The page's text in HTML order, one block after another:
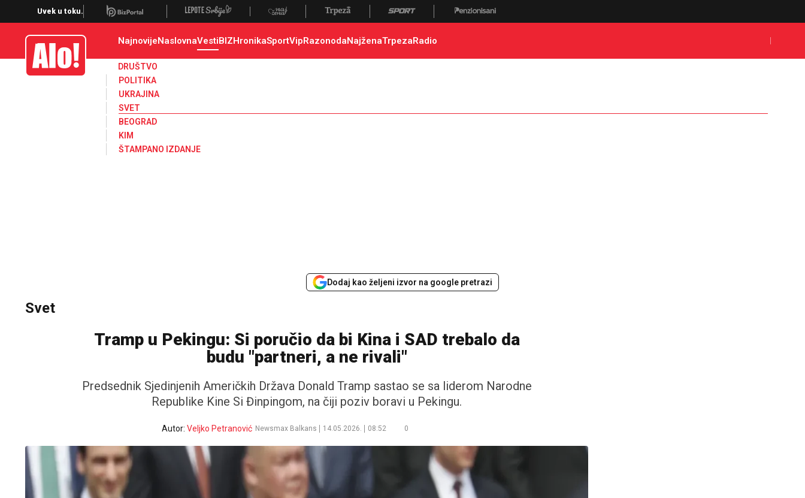
Svet, Ruske vesti, Planeta, Region
Uvek u toku.
Alo NajnovijeNaslovnaVestiBIZHronikaSportVipRazonodaNajženaTrpezaRadio
DRUŠTVO
POLITIKA
UKRAJINA
SVET
BEOGRAD
KIM
ŠTAMPANO IZDANJE
Dodaj kao željeni izvor na google pretrazi
Svet
Tramp u Pekingu: Si poručio da bi Kina i SAD trebalo da
budu "partneri, a ne rivali"
Predsednik Sjedinjenih Američkih Država Donald Tramp sastao se sa liderom Narodne
Republike Kine Si Đinpingom, na čiji poziv boravi u Pekingu.
Autor: Veljko Petranović Newsmax Balkans 14.05.2026. 08:52 0